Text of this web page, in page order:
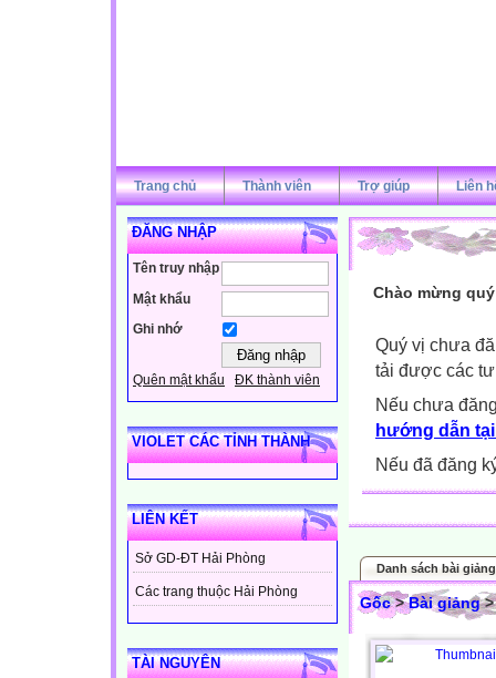
Trang chủ Thành viên Trợ giúp Liên
ĐĂNG NHẬP
Tên truy nhập
Mật khẩu
Ghi nhớ
Quên mật khẩu ĐK thành viên
VIOLET CÁC TỈNH THÀNH
LIÊN KẾT
Sở GD-ĐT Hải Phòng
Các trang thuộc Hải Phòng
TÀI NGUYÊN
Chào mừng
Quý vị chưa
tải được các
Nếu chưa
hướng dẫn
Nếu đã đăng
Danh sách bài
Gốc>Bài giảng>